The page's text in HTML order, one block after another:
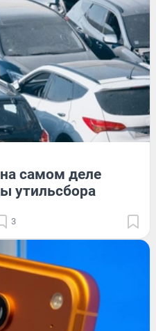
самом деле
утильсбора
3